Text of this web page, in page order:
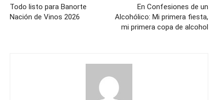
Todo listo para Banorte
Nación de Vinos 2026
En Confesiones de un
Alcohólico: Mi primera fiesta,
mi primera copa de alcohol